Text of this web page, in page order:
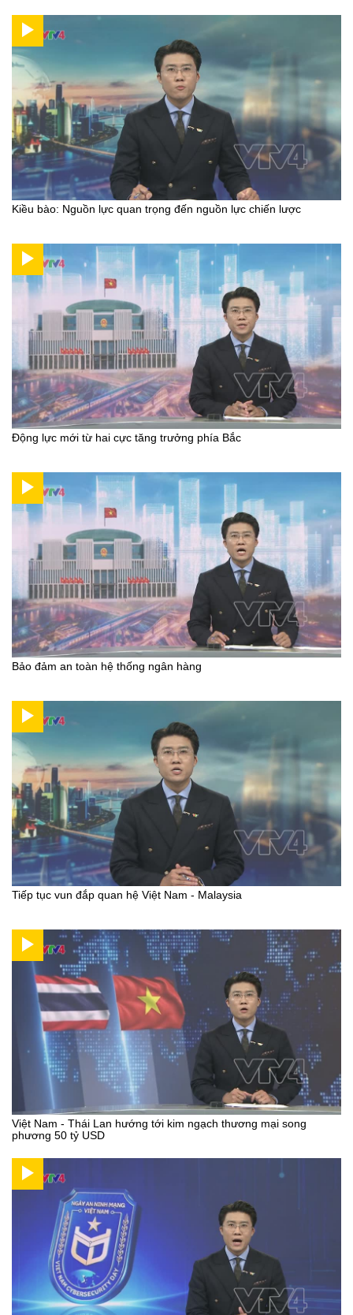
Kiều bào: Nguồn lực quan trọng đến nguồn lực chiến lược
Động lực mới từ hai cực tăng trưởng phía Bắc
Bảo đảm an toàn hệ thống ngân hàng
Tiếp tục vun đắp quan hệ Việt Nam - Malaysia
Việt Nam - Thái Lan hướng tới kim ngạch thương mại song
phương 50 tỷ USD